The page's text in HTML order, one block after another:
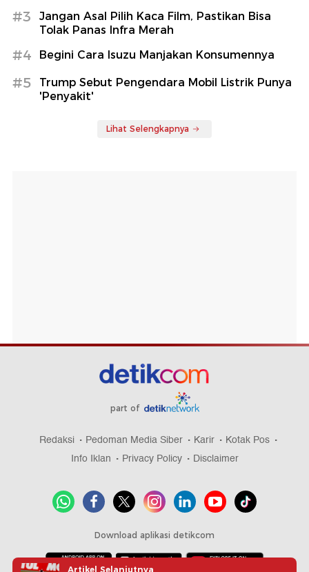
#3
Jangan Asal Pilih Kaca Film, Pastikan Bisa
Tolak Panas Infra Merah
#4 Begini Cara Isuzu Manjakan Konsumennya
#5
Trump Sebut Pengendara Mobil Listrik Punya
'Penyakit'
Lihat Selengkapnya
part of
Redaksi Pedoman Media Siber Karir
Kotak Pos
Info Iklan
Privacy Policy Disclaimer
Download aplikasi detikcom
Artikel Selanjutnya